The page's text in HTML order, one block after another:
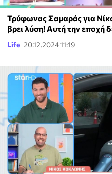
Τρύφωνας Σαμαράς για
βρει λύση! Αυτή την εποχή
Life 20.12.2024 11:19